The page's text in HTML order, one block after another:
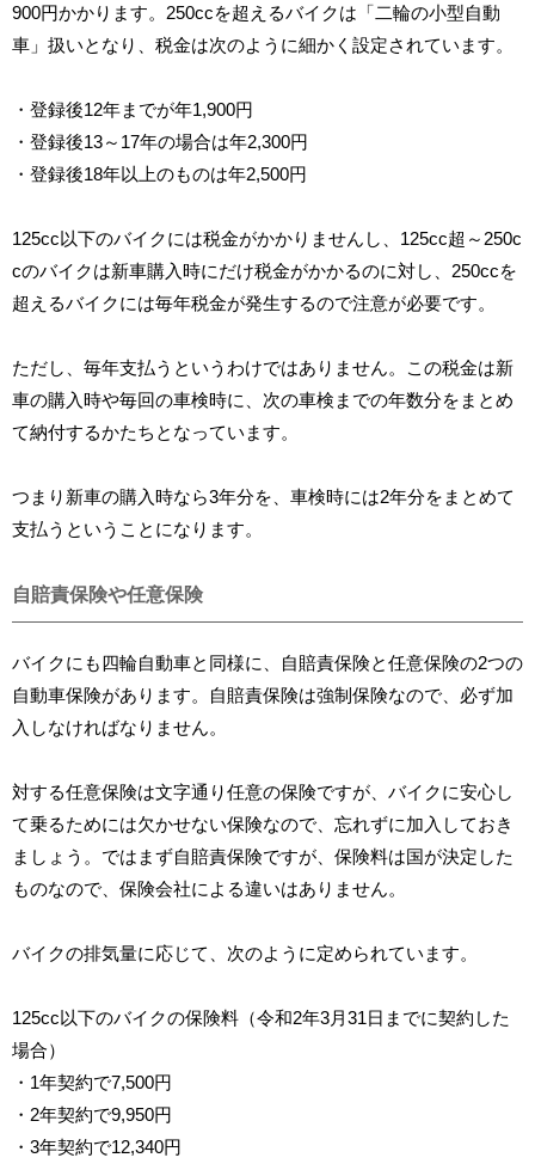
900円かかります。250ccを超えるバイクは「二輪の小型自動
車」扱いとなり、税金は次のように細かく設定されています。
・登録後12年までが年1,900円
・登録後13～17年の場合は年2,300円
・登録後18年以上のものは年2,500円
125cc以下のバイクには税金がかかりませんし、125cc超～250c
cのバイクは新車購入時にだけ税金がかかるのに対し、250ccを
超えるバイクには毎年税金が発生するので注意が必要です。
ただし、毎年支払うというわけではありません。この税金は新
車の購入時や毎回の車検時に、次の車検までの年数分をまとめ
て納付するかたちとなっています。
つまり新車の購入時なら3年分を、車検時には2年分をまとめて
支払うということになります。
自賠責保険や任意保険
バイクにも四輪自動車と同様に、自賠責保険と任意保険の2つの
自動車保険があります。自賠責保険は強制保険なので、必ず加
入しなければなりません。
対する任意保険は文字通り任意の保険ですが、バイクに安心し
て乗るためには欠かせない保険なので、忘れずに加入しておき
ましょう。ではまず自賠責保険ですが、保険料は国が決定した
ものなので、保険会社による違いはありません。
バイクの排気量に応じて、次のように定められています。
125cc以下のバイクの保険料（令和2年3月31日までに契約した
場合）
・1年契約で7,500円
・2年契約で9,950円
・3年契約で12,340円